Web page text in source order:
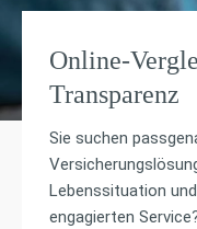
Online-
Transparenz
Sie suchen
Lebenssituation
engagierten